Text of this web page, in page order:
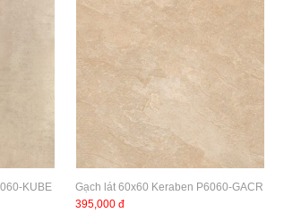
KUBE
Gạch lát 60x60 Keraben P6060-GACR
395,000 đ